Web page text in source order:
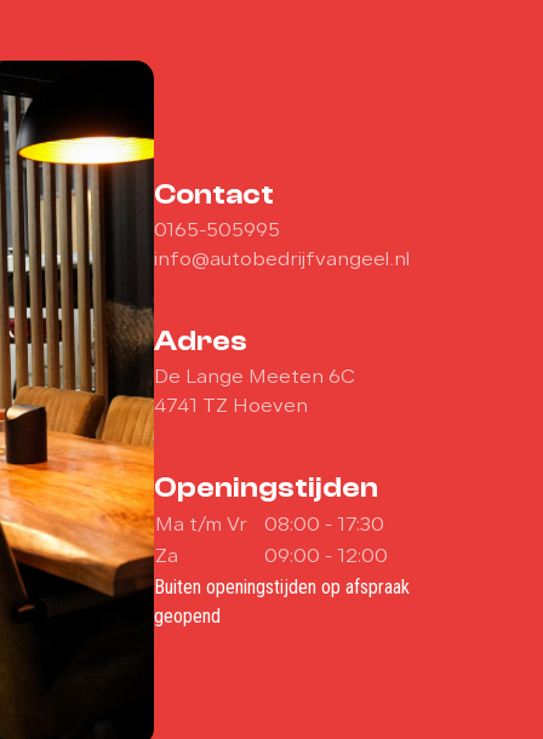
Contact
0165-505995
info@autobedrijfvangeel.nl
Adres
De Lange Meeten 6C
4741 TZ Hoeven
Openingstijden
Ma t/m Vr
08:00 - 17:30
Za
09:00 - 12:00
Buiten openingstijden op afspraak
geopend